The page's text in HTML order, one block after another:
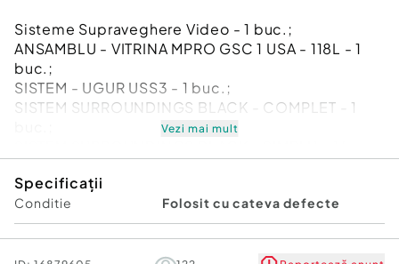
Sisteme Supraveghere Video - 1 buc.;
ANSAMBLU - VITRINA MPRO GSC 1 USA - 118L - 1
buc.;
SISTEM - UGUR USS3 - 1 buc.;
SISTEM SURROUNDINGS BLACK - COMPLET - 1
PANOU RECLAMA. 2 - 2 buc.;
PANOU RECLAMA. 3 - 2 buc.;
COVORAS CAUCIUC 60X80 CM - 1 buc.;
COVORAS INTRARE ABSORBANT 60X80CM - 5
Vezi mai mult
Specificații
Conditie Folosit cu cateva defecte